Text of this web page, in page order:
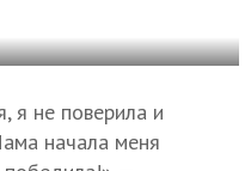
я не поверила и
начала меня